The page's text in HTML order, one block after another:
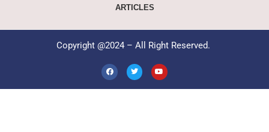
ARTICLES
Copyright @2024 – All Right Reserved.